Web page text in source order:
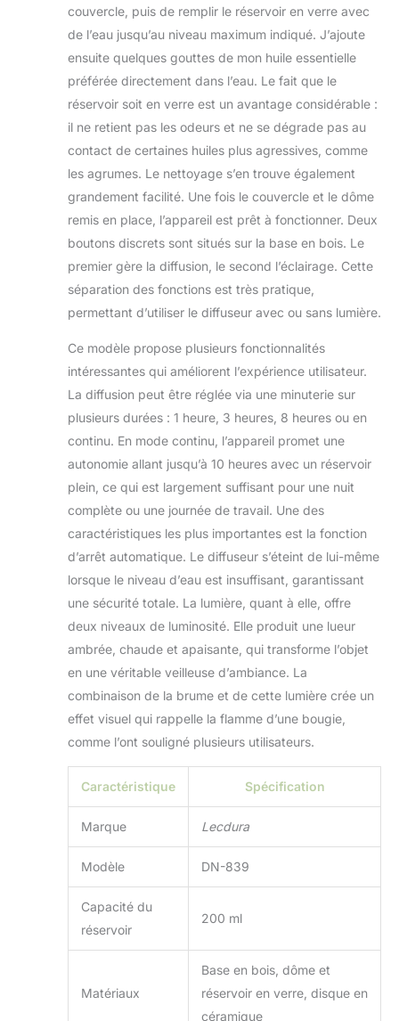
faible : appuyez
longuement sur le
bouton pendant 5
secondes. Éteignez
la lumière : appuyez
longuement
pendant 5
secondes après
une lumière faible.
Arrêt automatique :
nos diffuseurs de
brume froide en
avec une fonction
d'arrêt automatique
sans eau, pour
éviter la surchauffe,
sécurité d'utilisation
et prolonger la
durée de vie. Le
diffuseur
d'aromathérapie en
verre peut
fonctionner
heures sous la ligne
MAX. 4 réglages de
minuterie : vous
pouvez choisir
heures, 6 heures et
toujours allumé.
Vous pouvez
profiter d'un
et relaxant dans
votre maison,
salon, chambre,
salle de bain,
salle de musique,
spa. Diffuseur
d'huile en verre à
ultrasons : le petit
diffuseur d'air en
technologie
haute fréquence de
3,5 MHz (< 30 dB)
qui produit une
couvercle, puis de remplir le réservoir en verre avec
de l’eau jusqu’au niveau maximum indiqué. J’ajoute
ensuite quelques gouttes de mon huile essentielle
préférée directement dans l’eau. Le fait que le
réservoir soit en verre est un avantage considérable :
il ne retient pas les odeurs et ne se dégrade pas au
contact de certaines huiles plus agressives, comme
les agrumes. Le nettoyage s’en trouve également
grandement facilité. Une fois le couvercle et le dôme
remis en place, l’appareil est prêt à fonctionner. Deux
boutons discrets sont situés sur la base en bois. Le
premier gère la diffusion, le second l’éclairage. Cette
séparation des fonctions est très pratique,
permettant d’utiliser le diffuseur avec ou sans lumière.
Ce modèle propose plusieurs fonctionnalités
intéressantes qui améliorent l’expérience utilisateur.
La diffusion peut être réglée via une minuterie sur
plusieurs durées : 1 heure, 3 heures, 8 heures ou en
continu. En mode continu, l’appareil promet une
autonomie allant jusqu’à 10 heures avec un réservoir
plein, ce qui est largement suffisant pour une nuit
complète ou une journée de travail. Une des
caractéristiques les plus importantes est la fonction
d’arrêt automatique. Le diffuseur s’éteint de lui-même
lorsque le niveau d’eau est insuffisant, garantissant
une sécurité totale. La lumière, quant à elle, offre
deux niveaux de luminosité. Elle produit une lueur
ambrée, chaude et apaisante, qui transforme l’objet
en une véritable veilleuse d’ambiance. La
combinaison de la brume et de cette lumière crée un
effet visuel qui rappelle la flamme d’une bougie,
comme l’ont souligné plusieurs utilisateurs.
Caractéristique Spécification
Marque Lecdura
Modèle DN-839
Capacité du
réservoir
200 ml
Matériaux
Base en bois, dôme et
réservoir en verre, disque en
céramique